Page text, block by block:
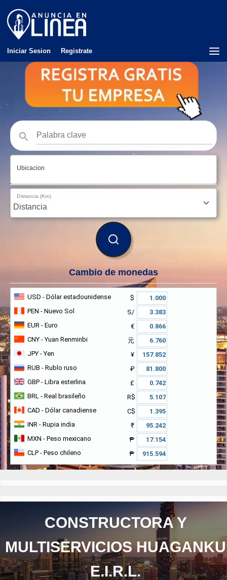
Iniciar Sesion Registrate
Ubicacion
Distancia (Km)
BUSCAR
Cambio de monedas
USD - Dólar estadounidense
$
PEN - Nuevo Sol
S/
EUR - Euro
€
CNY - Yuan Renminbi
元
JPY - Yen
¥
RUB - Rublo ruso
₽
GBP - Libra esterlina
£
BRL - Real brasileño
R$
CAD - Dólar canadiense
C$
INR - Rupia india
₹
MXN - Peso mexicano
₱
CLP - Peso chileno ₱
CONSTRUCTORA Y
MULTISERVICIOS HUAGANKU
E.I.R.L.